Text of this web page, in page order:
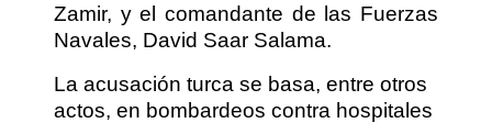
Zamir, y el comandante de las Fuerzas
Navales, David Saar Salama.
La acusación turca se basa, entre otros
actos, en bombardeos contra hospitales